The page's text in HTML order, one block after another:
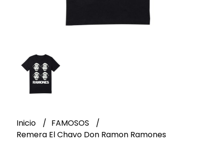
Inicio
FAMOSOS
Remera El Chavo Don Ramon Ramones